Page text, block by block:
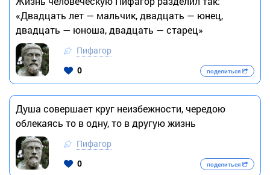
«Двадцать лет — мальчик, двадцать — юнец,
двадцать — юноша, двадцать — старец»
Пифагор
0
поделиться
Душа совершает круг неизбежности, чередою
облекаясь то в одну, то в другую жизнь
Пифагор
0
поделиться